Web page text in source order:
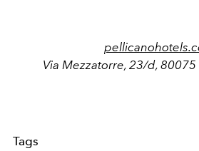
Via Mezzatorre, 23/d, 80075
Tags